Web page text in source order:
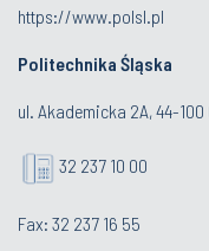
https://www.polsl.pl
Politechnika Śląska
ul. Akademicka 2A, 44-100
32 237 10 00
Fax: 32 237 16 55